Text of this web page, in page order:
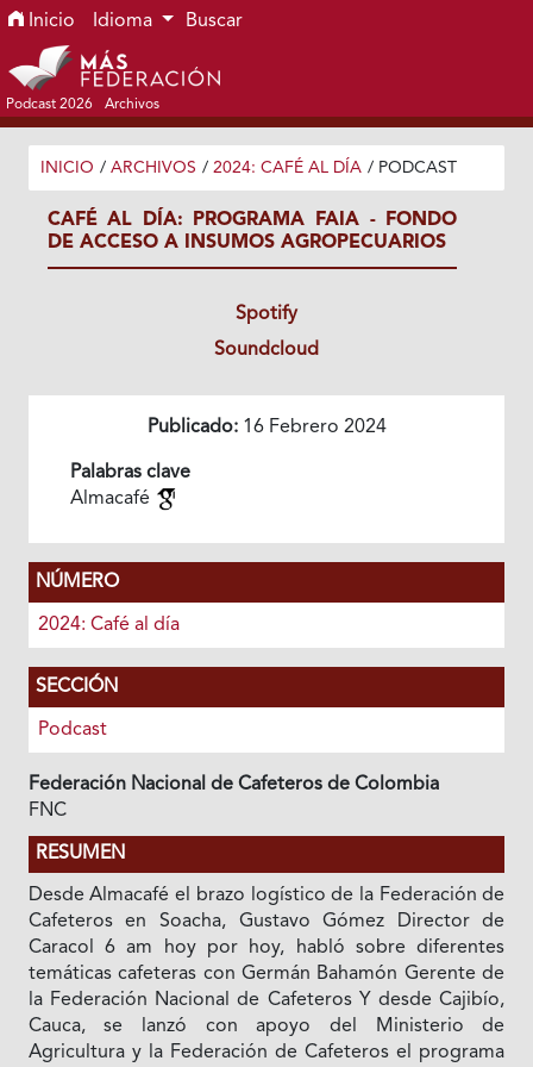
Ir al menú de navegación principal
Ir al contenido principal
Ir al pie de página del sitio
Inicio Idioma Buscar
Podcast 2026 Archivos
INICIO / ARCHIVOS / 2024: CAFÉ AL DÍA / PODCAST
CAFÉ AL DÍA: PROGRAMA FAIA - FONDO
DE ACCESO A INSUMOS AGROPECUARIOS
Spotify
Soundcloud
Publicado:16 Febrero 2024
Palabras clave
Almacafé
NÚMERO
2024: Café al día
SECCIÓN
Podcast
Federación Nacional de Cafeteros de Colombia
FNC
RESUMEN
Desde Almacafé el brazo logístico de la Federación de
Cafeteros en Soacha, Gustavo Gómez Director de
Caracol 6 am hoy por hoy, habló sobre diferentes
temáticas cafeteras con Germán Bahamón Gerente de
la Federación Nacional de Cafeteros Y desde Cajibío,
Cauca, se lanzó con apoyo del Ministerio de
Agricultura y la Federación de Cafeteros el programa